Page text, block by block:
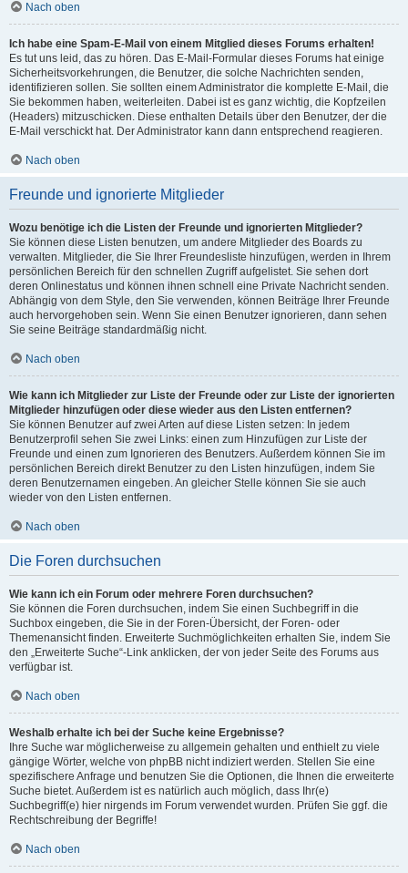
Nach oben
Ich habe eine Spam-E-Mail von einem Mitglied dieses Forums erhalten!
Es tut uns leid, das zu hören. Das E-Mail-Formular dieses Forums hat einige
Sicherheitsvorkehrungen, die Benutzer, die solche Nachrichten senden,
identifizieren sollen. Sie sollten einem Administrator die komplette E-Mail, die
Sie bekommen haben, weiterleiten. Dabei ist es ganz wichtig, die Kopfzeilen
(Headers) mitzuschicken. Diese enthalten Details über den Benutzer, der die
E-Mail verschickt hat. Der Administrator kann dann entsprechend reagieren.
Nach oben
Freunde und ignorierte Mitglieder
Wozu benötige ich die Listen der Freunde und ignorierten Mitglieder?
Sie können diese Listen benutzen, um andere Mitglieder des Boards zu
verwalten. Mitglieder, die Sie Ihrer Freundesliste hinzufügen, werden in Ihrem
persönlichen Bereich für den schnellen Zugriff aufgelistet. Sie sehen dort
deren Onlinestatus und können ihnen schnell eine Private Nachricht senden.
Abhängig von dem Style, den Sie verwenden, können Beiträge Ihrer Freunde
auch hervorgehoben sein. Wenn Sie einen Benutzer ignorieren, dann sehen
Sie seine Beiträge standardmäßig nicht.
Nach oben
Wie kann ich Mitglieder zur Liste der Freunde oder zur Liste der ignorierten
Mitglieder hinzufügen oder diese wieder aus den Listen entfernen?
Sie können Benutzer auf zwei Arten auf diese Listen setzen: In jedem
Benutzerprofil sehen Sie zwei Links: einen zum Hinzufügen zur Liste der
Freunde und einen zum Ignorieren des Benutzers. Außerdem können Sie im
persönlichen Bereich direkt Benutzer zu den Listen hinzufügen, indem Sie
deren Benutzernamen eingeben. An gleicher Stelle können Sie sie auch
wieder von den Listen entfernen.
Nach oben
Die Foren durchsuchen
Wie kann ich ein Forum oder mehrere Foren durchsuchen?
Sie können die Foren durchsuchen, indem Sie einen Suchbegriff in die
Suchbox eingeben, die Sie in der Foren-Übersicht, der Foren- oder
Themenansicht finden. Erweiterte Suchmöglichkeiten erhalten Sie, indem Sie
den „Erweiterte Suche“-Link anklicken, der von jeder Seite des Forums aus
verfügbar ist.
Nach oben
Weshalb erhalte ich bei der Suche keine Ergebnisse?
Ihre Suche war möglicherweise zu allgemein gehalten und enthielt zu viele
gängige Wörter, welche von phpBB nicht indiziert werden. Stellen Sie eine
spezifischere Anfrage und benutzen Sie die Optionen, die Ihnen die erweiterte
Suche bietet. Außerdem ist es natürlich auch möglich, dass Ihr(e)
Suchbegriff(e) hier nirgends im Forum verwendet wurden. Prüfen Sie ggf. die
Rechtschreibung der Begriffe!
Nach oben